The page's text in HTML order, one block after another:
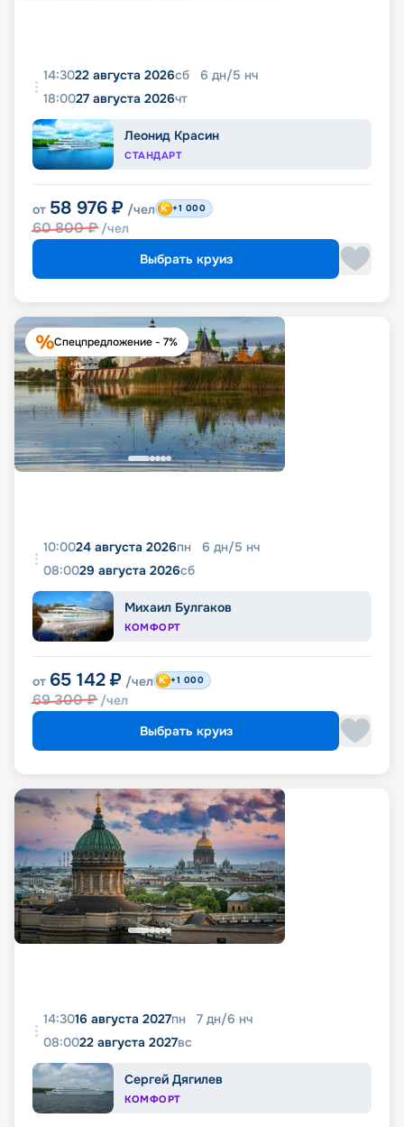
14:3022 августа 2026сб 6 дн/5 нч
18:0027 августа 2026чт
Леонид Красин
СТАНДАРТ
от 58 976 ₽ /чел
60 800₽ /чел
+1 000
Выбрать круиз
Спецпредложение - 7%
10:0024 августа 2026пн 6 дн/5 нч
08:0029 августа 2026сб
Михаил Булгаков
КОМФОРТ
от 65 142 ₽ /чел
69 300₽ /чел
+1 000
Выбрать круиз
14:3016 августа 2027пн 7 дн/6 нч
08:0022 августа 2027вс
Сергей Дягилев
КОМФОРТ